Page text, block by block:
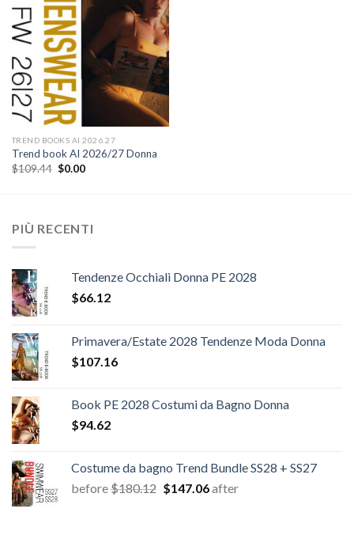
Add to
wishlist
TREND BOOKS AI 2026.27
Trend book AI 2026/27 Donna
$109.44 Il
$0.00Il
PIÙ RECENTI
Tendenze Occhiali Donna PE 2028
$66.12
Primavera/Estate 2028 Tendenze Moda Donna
$107.16
Book PE 2028 Costumi da Bagno Donna
$94.62
Costume da bagno Trend Bundle SS28 + SS27
before$180.12 Il
$147.06Il
after